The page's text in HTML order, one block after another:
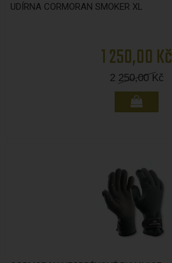
UDÍRNA CORMORAN SMOKER XL
1 250,00 Kč
2 250,00Kč